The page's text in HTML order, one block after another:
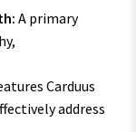
A primary
Carduus
address